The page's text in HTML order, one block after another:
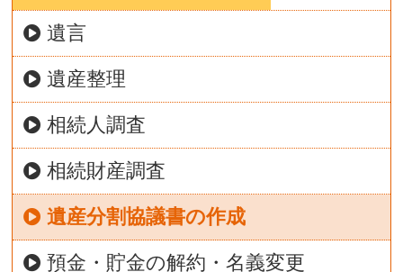
遺言
遺産整理
相続人調査
相続財産調査
遺産分割協議書の作成
預金・貯金の解約・名義変更